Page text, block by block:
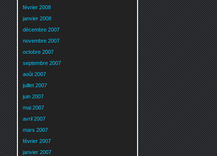
février 2008
janvier 2008
décembre 2007
novembre 2007
octobre 2007
septembre 2007
août 2007
juillet 2007
juin 2007
mai 2007
avril 2007
mars 2007
février 2007
janvier 2007